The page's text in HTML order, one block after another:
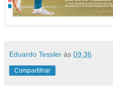
Eduardo Tessler às 09:36
Compartilhar